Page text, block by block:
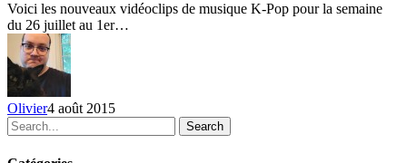
la
semaine
du
26
juillet
au
1er
août
Voici les nouveaux vidéoclips de musique K-Pop pour la semaine
du 26 juillet au 1er…
Olivier4 août 2015
Search